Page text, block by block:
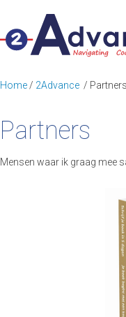
Home/ 2Advance / Partners
Partners
Mensen waar ik graag mee